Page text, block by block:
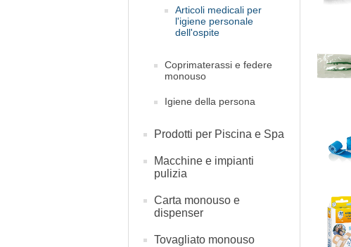
Articoli medicali per
l'igiene personale
dell'ospite
Coprimaterassi e federe
monouso
Igiene della persona
Prodotti per Piscina e Spa
Macchine e impianti
pulizia
Carta monouso e
dispenser
Tovagliato monouso